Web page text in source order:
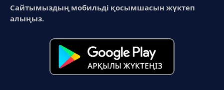
Сайтымыздың мобильді қосымшасын жүктеп
алыңыз.